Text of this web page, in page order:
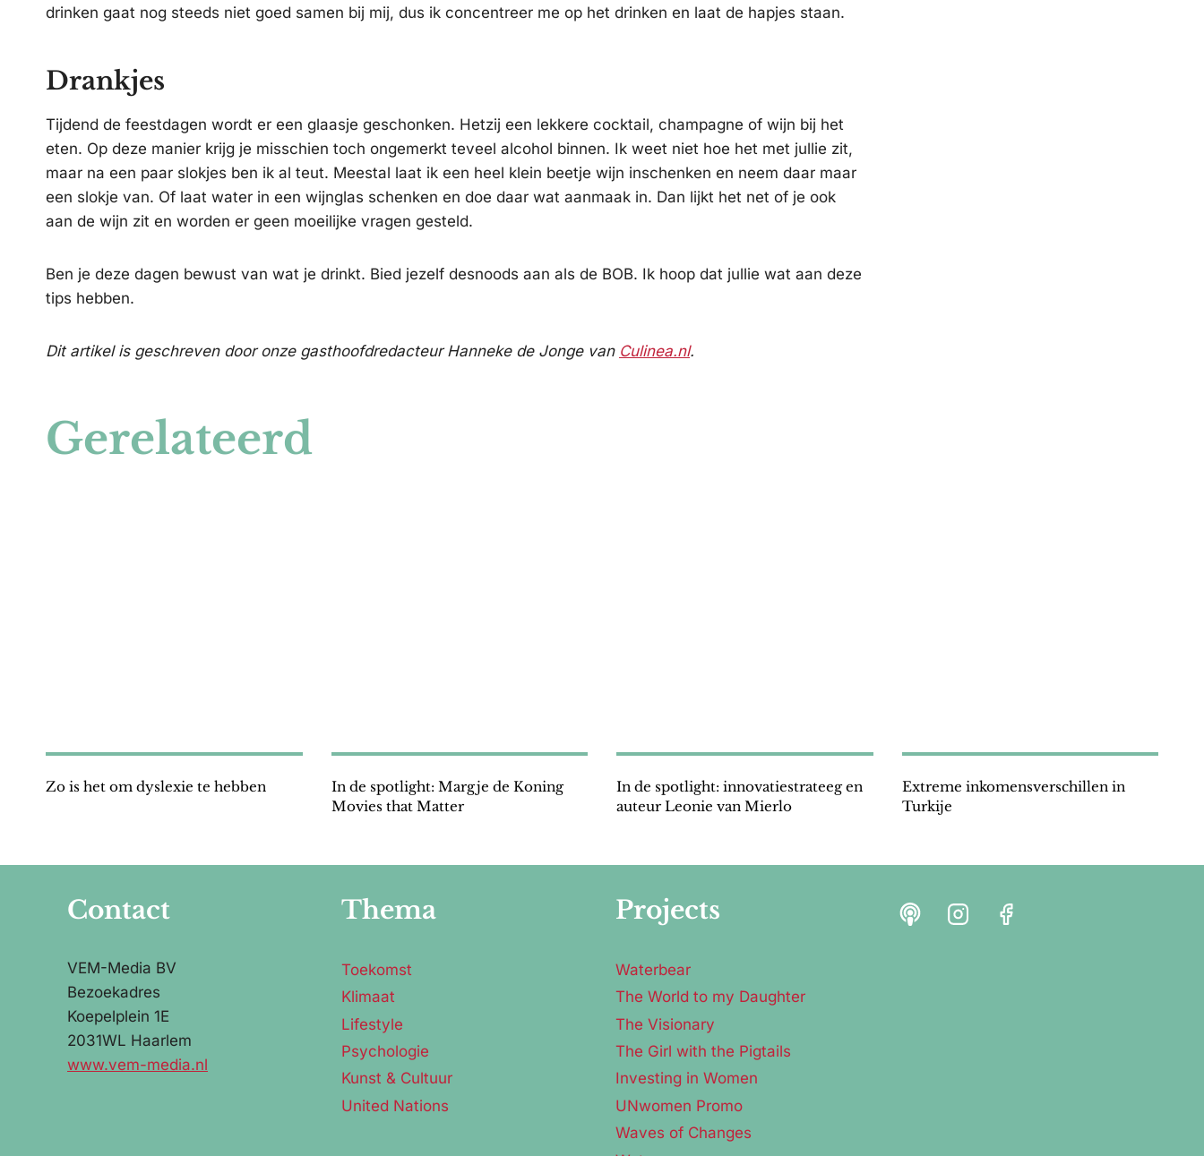
drinken gaat nog steeds niet goed samen bij mij, dus ik concentreer me op het drinken en laat de hapjes staan.
Drankjes
Tijdend de feestdagen wordt er een glaasje geschonken. Hetzij een lekkere cocktail, champagne of wijn bij het
eten. Op deze manier krijg je misschien toch ongemerkt teveel alcohol binnen. Ik weet niet hoe het met jullie zit,
maar na een paar slokjes ben ik al teut. Meestal laat ik een heel klein beetje wijn inschenken en neem daar maar
een slokje van. Of laat water in een wijnglas schenken en doe daar wat aanmaak in. Dan lijkt het net of je ook
aan de wijn zit en worden er geen moeilijke vragen gesteld.
Ben je deze dagen bewust van wat je drinkt. Bied jezelf desnoods aan als de BOB. Ik hoop dat jullie wat aan deze
tips hebben.
Dit artikel is geschreven door onze gasthoofdredacteur Hanneke de Jonge van Culinea.nl.
Gerelateerd
Zo is het om dyslexie te hebben
In de spotlight: Margje de Koning
Movies that Matter
In de spotlight: innovatiestrateeg en
auteur Leonie van Mierlo
Extreme inkomensverschillen in
Turkije
Contact
VEM-Media BV
Bezoekadres
Koepelplein 1E
2031WL Haarlem
www.vem-media.nl
Thema
Toekomst
Klimaat
Lifestyle
Psychologie
Kunst & Cultuur
United Nations
Projects
Waterbear
The World to my Daughter
The Visionary
The Girl with the Pigtails
Investing in Women
UNwomen Promo
Waves of Changes